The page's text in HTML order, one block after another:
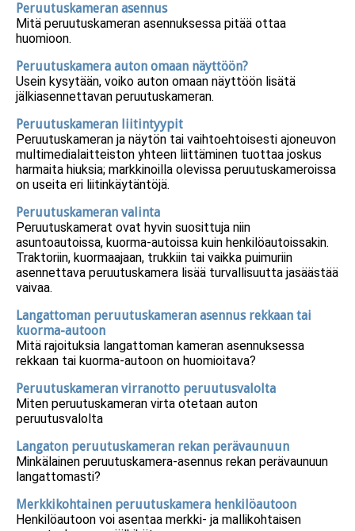
Peruutuskameran asennus
Mitä peruutuskameran asennuksessa pitää ottaa
huomioon.
Peruutuskamera auton omaan näyttöön?
Usein kysytään, voiko auton omaan näyttöön lisätä
jälkiasennettavan peruutuskameran.
Peruutuskameran liitintyypit
Peruutuskameran ja näytön tai vaihtoehtoisesti ajoneuvon
multimedialaitteiston yhteen liittäminen tuottaa joskus
harmaita hiuksia; markkinoilla olevissa peruutuskameroissa
on useita eri liitinkäytäntöjä.
Peruutuskameran valinta
Peruutuskamerat ovat hyvin suosittuja niin
asuntoautoissa, kuorma-autoissa kuin henkilöautoissakin.
Traktoriin, kuormaajaan, trukkiin tai vaikka puimuriin
asennettava peruutuskamera lisää turvallisuutta jasäästää
vaivaa.
Langattoman peruutuskameran asennus rekkaan tai
kuorma-autoon
Mitä rajoituksia langattoman kameran asennuksessa
rekkaan tai kuorma-autoon on huomioitava?
Peruutuskameran virranotto peruutusvalolta
Miten peruutuskameran virta otetaan auton
peruutusvalolta
Langaton peruutuskameran rekan perävaunuun
Minkälainen peruutuskamera-asennus rekan perävaunuun
langattomasti?
Merkkikohtainen peruutuskamera henkilöautoon
Henkilöautoon voi asentaa merkki- ja mallikohtaisen